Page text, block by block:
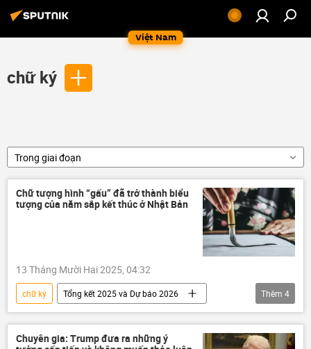
Việt Nam
chữ ký
Trong giai đoạn
Chữ tượng hình “gấu” đã trở thành biểu
tượng của năm sắp kết thúc ở Nhật Bản
13 Tháng Mười Hai 2025, 04:32
chữ ký
Tổng kết 2025 và Dự báo 2026
Thế giới
con gấu
Nhật Bản
chữ viết
Thêm 4
Chuyên gia: Trump đưa ra những ý